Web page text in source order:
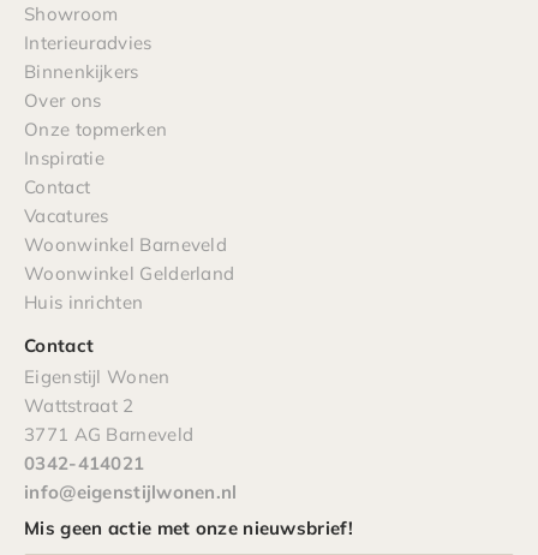
Showroom
Interieuradvies
Binnenkijkers
Over ons
Onze topmerken
Inspiratie
Contact
Vacatures
Woonwinkel Barneveld
Woonwinkel Gelderland
Huis inrichten
Contact
Eigenstijl Wonen
Wattstraat 2
3771 AG Barneveld
0342-414021
info@eigenstijlwonen.nl
Mis geen actie met onze nieuwsbrief!